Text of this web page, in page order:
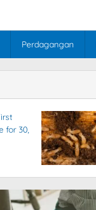
Perdagangan
for 30,